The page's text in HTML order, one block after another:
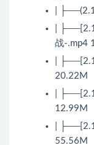
|
|
战-.mp4
|
20.22M
|
12.99M
|
55.56M